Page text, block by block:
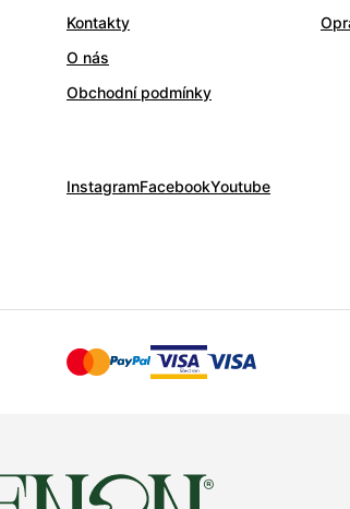
Kontakty
O nás
Obchodní podmínky
InstagramFacebookYoutube